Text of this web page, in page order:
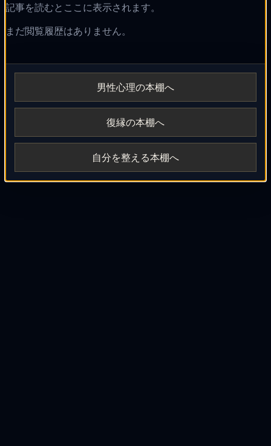
記事を読むとここに表示されます。
まだ閲覧履歴はありません。
男性心理の本棚へ
復縁の本棚へ
自分を整える本棚へ